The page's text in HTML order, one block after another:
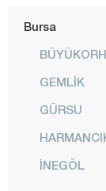
Bursa
GEMLİK
GÜRSU
İNEGÖL